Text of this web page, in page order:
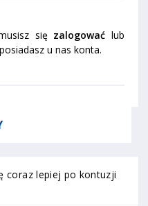
się zalogować lub
u nas konta.
coraz lepiej po kontuzji